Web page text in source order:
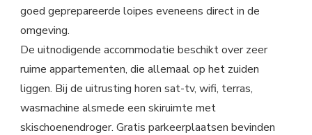
goed geprepareerde loipes eveneens direct in de
omgeving.
De uitnodigende accommodatie beschikt over zeer
ruime appartementen, die allemaal op het zuiden
liggen. Bij de uitrusting horen sat-tv, wifi, terras,
wasmachine alsmede een skiruimte met
skischoenendroger. Gratis parkeerplaatsen bevinden